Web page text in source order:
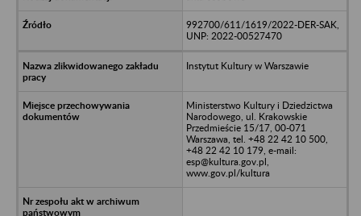
992700/611/1619/2022-DER-SAK,
UNP: 2022-00527470
Instytut Kultury w Warszawie
Ministerstwo Kultury i Dziedzictwa
Narodowego, ul. Krakowskie
Przedmieście 15/17, 00-071
Warszawa, tel. +48 22 42 10 500,
+48 22 42 10 179, e-mail:
esp@kultura.gov.pl,
www.gov.pl/kultura